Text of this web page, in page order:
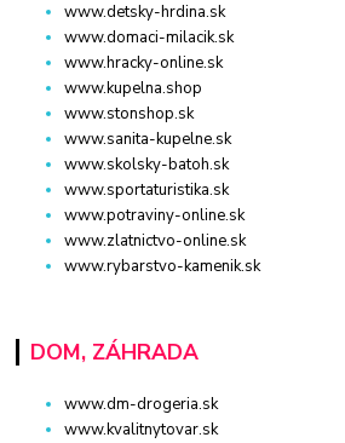
www.detsky-hrdina.sk
www.domaci-milacik.sk
www.hracky-online.sk
www.kupelna.shop
www.stonshop.sk
www.sanita-kupelne.sk
www.skolsky-batoh.sk
www.sportaturistika.sk
www.potraviny-online.sk
www.zlatnictvo-online.sk
www.rybarstvo-kamenik.sk
DOM, ZÁHRADA
www.dm-drogeria.sk
www.kvalitnytovar.sk